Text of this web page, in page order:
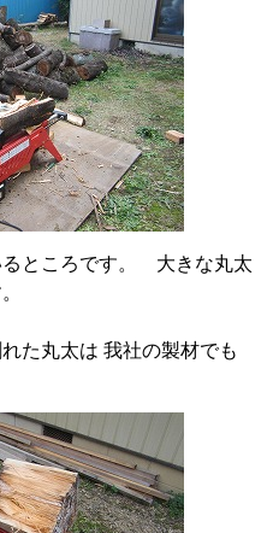
ところです。 大きな丸太
た丸太は 我社の製材でも